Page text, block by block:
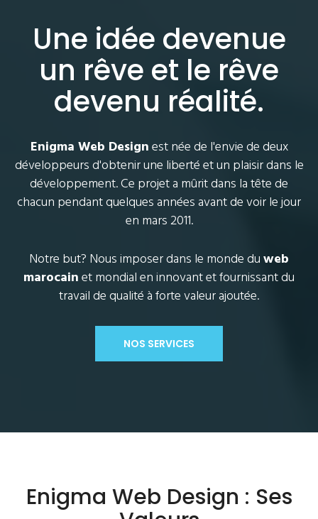
Une idée devenue
un rêve et le rêve
devenu réalité.
Enigma Web Designest née de l'envie de deux
développeurs d'obtenir une liberté et un plaisir dans le
développement. Ce projet a mûrit dans la tête de
chacun pendant quelques années avant de voir le jour
en mars 2011.
Notre but? Nous imposer dans le monde duweb
marocainet mondial en innovant et fournissant du
travail de qualité à forte valeur ajoutée.
NOS SERVICES
Enigma Web Design : Ses